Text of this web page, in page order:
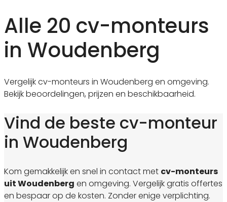
Alle 20 cv-monteurs
in Woudenberg
Vergelijk cv-monteurs in Woudenberg en omgeving.
Bekijk beoordelingen, prijzen en beschikbaarheid.
Vind de beste cv-monteur
in Woudenberg
Kom gemakkelijk en snel in contact met cv-monteurs
uit Woudenberg en omgeving. Vergelijk gratis offertes
en bespaar op de kosten. Zonder enige verplichting.